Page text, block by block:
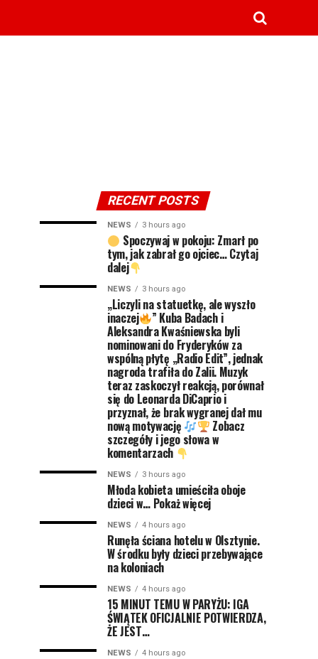
RECENT POSTS
NEWS 3 hours ago
Spoczywaj w pokoju: Zmarł po
tym, jak zabrał go ojciec… Czytaj
dalej
NEWS 3 hours ago
„Liczyli na statuetkę, ale wyszło
inaczej ” Kuba Badach i
Aleksandra Kwaśniewska byli
nominowani do Fryderyków za
wspólną płytę „Radio Edit”, jednak
nagroda trafiła do Zalii. Muzyk
teraz zaskoczył reakcją, porównał
się do Leonarda DiCaprio i
przyznał, że brak wygranej dał mu
nową motywację Zobacz
szczegóły i jego słowa w
komentarzach
NEWS 3 hours ago
Młoda kobieta umieściła oboje
dzieci w… Pokaż więcej
NEWS 4 hours ago
Runęła ściana hotelu w Olsztynie.
W środku były dzieci przebywające
na koloniach
NEWS 4 hours ago
15 MINUT TEMU W PARYŻU: IGA
ŚWIĄTEK OFICJALNIE POTWIERDZA,
ŻE JEST…
NEWS 4 hours ago